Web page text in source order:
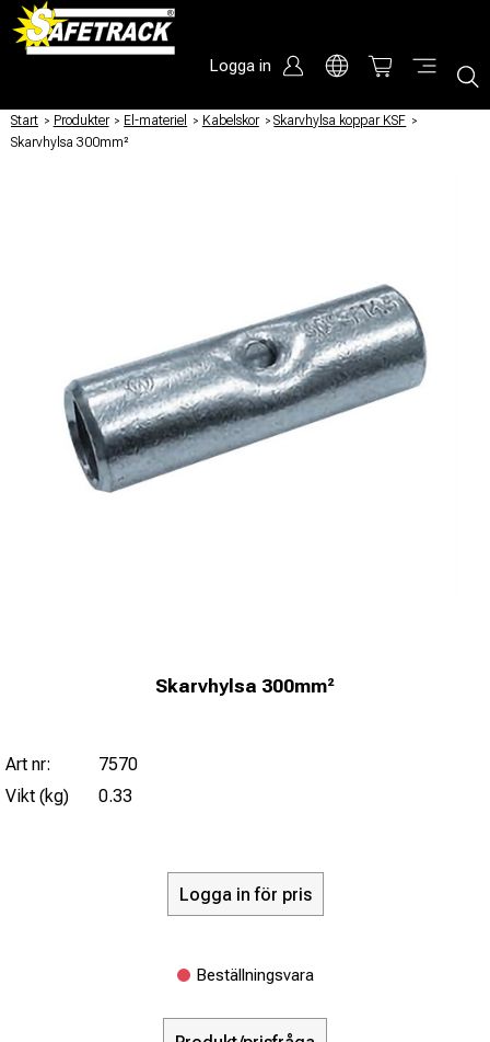
Logga in
Start / Produkter / El-materiel / Kabelskor / Skarvhylsa koppar KSF /
Skarvhylsa 300mm²
Skarvhylsa 300mm²
Art nr:
7570
Vikt (kg)
0.33
Logga in för pris
Beställningsvara